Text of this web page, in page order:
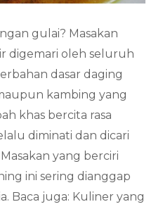
gulai? Masakan
digemari oleh seluruh
dasar daging
kambing yang
khas bercita rasa
diminati dan dicari
yang berciri
ini sering dianggap
Baca juga: Kuliner yang